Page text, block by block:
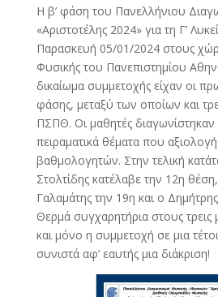
Η β’ φάση του Πανελλήνιου
«Αριστοτέλης 2024» για τη Γ’
Παρασκευή 05/01/2024 στους
Φυσικής του Πανεπιστημίου
δικαίωμα συμμετοχής είχαν οι
φάσης, μεταξύ των οποίων και
ΠΣΠΘ. Οι μαθητές διαγωνίστηκαν
πειραματικά θέματα που
βαθμολογητών. Στην τελική
Στολτίδης κατέλαβε την 12η
Γαλαμάτης την 19η και ο
Θερμά συγχαρητήρια στους τρεις
και μόνο η συμμετοχή σε μια
συνιστά αφ’ εαυτής μια διάκριση!